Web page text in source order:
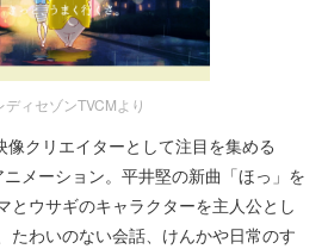
ディセゾンTVCMより
クリエイターとして注目を集める
メーション。平井堅の新曲「ほっ」を
とウサギのキャラクターを主人公とし
たわいのない会話、けんかや日常のす